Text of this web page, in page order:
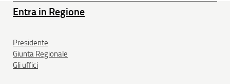
Entra in Regione
Presidente
Giunta Regionale
Gli uffici